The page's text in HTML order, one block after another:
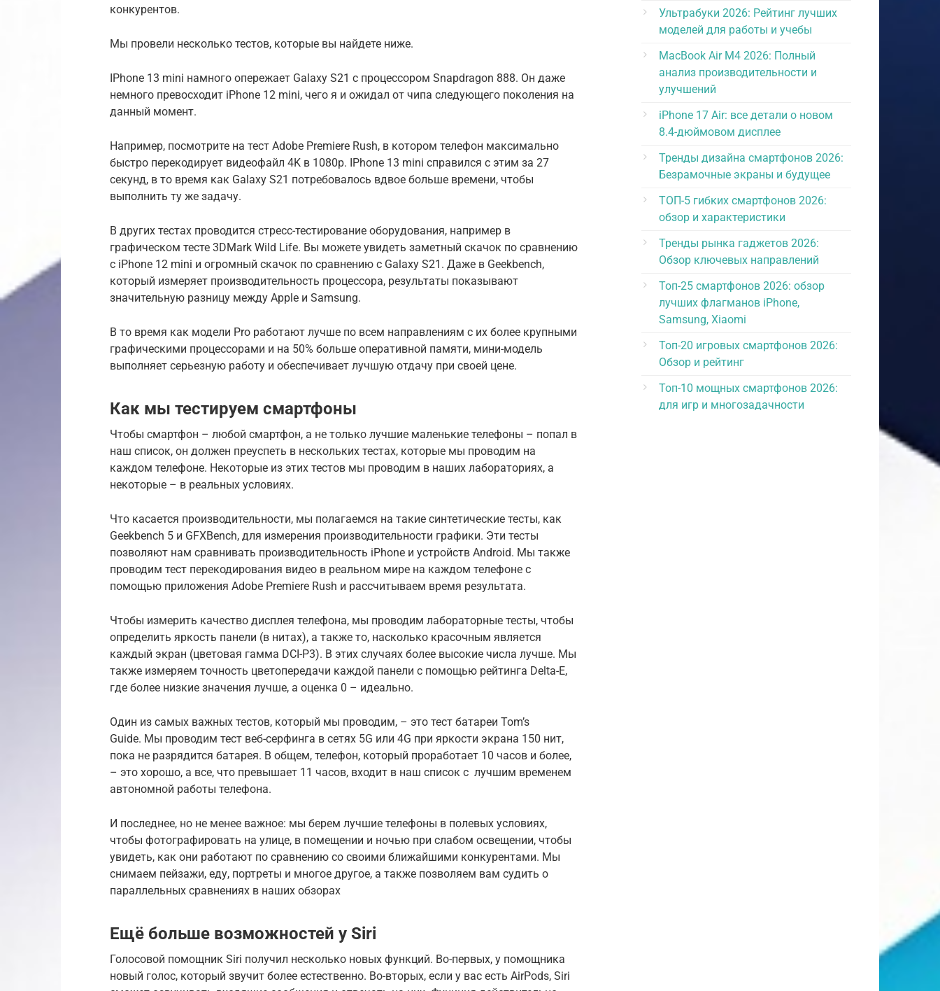
конкурентов.
Мы провели несколько тестов, которые вы найдете ниже.
IPhone 13 mini намного опережает Galaxy S21 с процессором Snapdragon 888. Он даже
немного превосходит iPhone 12 mini, чего я и ожидал от чипа следующего поколения на
данный момент.
Например, посмотрите на тест Adobe Premiere Rush, в котором телефон максимально
быстро перекодирует видеофайл 4K в 1080p. IPhone 13 mini справился с этим за 27
секунд, в то время как Galaxy S21 потребовалось вдвое больше времени, чтобы
выполнить ту же задачу.
В других тестах проводится стресс-тестирование оборудования, например в
графическом тесте 3DMark Wild Life. Вы можете увидеть заметный скачок по сравнению
с iPhone 12 mini и огромный скачок по сравнению с Galaxy S21. Даже в Geekbench,
который измеряет производительность процессора, результаты показывают
значительную разницу между Apple и Samsung.
В то время как модели Pro работают лучше по всем направлениям с их более крупными
графическими процессорами и на 50% больше оперативной памяти, мини-модель
выполняет серьезную работу и обеспечивает лучшую отдачу при своей цене.
Как мы тестируем смартфоны
Чтобы смартфон – любой смартфон, а не только лучшие маленькие телефоны – попал в
наш список, он должен преуспеть в нескольких тестах, которые мы проводим на
каждом телефоне. Некоторые из этих тестов мы проводим в наших лабораториях, а
некоторые – в реальных условиях.
Что касается производительности, мы полагаемся на такие синтетические тесты, как
Geekbench 5 и GFXBench, для измерения производительности графики. Эти тесты
позволяют нам сравнивать производительность iPhone и устройств Android. Мы также
проводим тест перекодирования видео в реальном мире на каждом телефоне с
помощью приложения Adobe Premiere Rush и рассчитываем время результата.
Чтобы измерить качество дисплея телефона, мы проводим лабораторные тесты, чтобы
определить яркость панели (в нитах), а также то, насколько красочным является
каждый экран (цветовая гамма DCI-P3). В этих случаях более высокие числа лучше. Мы
также измеряем точность цветопередачи каждой панели с помощью рейтинга Delta-E,
где более низкие значения лучше, а оценка 0 – идеально.
Один из самых важных тестов, который мы проводим, – это тест батареи Tom’s
Guide. Мы проводим тест веб-серфинга в сетях 5G или 4G при яркости экрана 150 нит,
пока не разрядится батарея. В общем, телефон, который проработает 10 часов и более,
– это хорошо, а все, что превышает 11 часов, входит в наш список с лучшим временем
автономной работы телефона.
И последнее, но не менее важное: мы берем лучшие телефоны в полевых условиях,
чтобы фотографировать на улице, в помещении и ночью при слабом освещении, чтобы
увидеть, как они работают по сравнению со своими ближайшими конкурентами. Мы
снимаем пейзажи, еду, портреты и многое другое, а также позволяем вам судить о
параллельных сравнениях в наших обзорах
Ещё больше возможностей у Siri
Голосовой помощник Siri получил несколько новых функций. Во-первых, у помощника
новый голос, который звучит более естественно. Во-вторых, если у вас есть AirPods, Siri
Ультрабуки 2026: Рейтинг лучших
моделей для работы и учебы
MacBook Air M4 2026: Полный
анализ производительности и
улучшений
iPhone 17 Air: все детали о новом
8.4-дюймовом дисплее
Тренды дизайна смартфонов 2026:
Безрамочные экраны и будущее
ТОП-5 гибких смартфонов 2026:
обзор и характеристики
Тренды рынка гаджетов 2026:
Обзор ключевых направлений
Топ-25 смартфонов 2026: обзор
лучших флагманов iPhone,
Samsung, Xiaomi
Топ-20 игровых смартфонов 2026:
Обзор и рейтинг
Топ-10 мощных смартфонов 2026:
для игр и многозадачности